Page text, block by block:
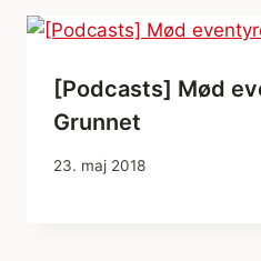
[Podcasts] Mød
Grunnet
23. maj 2018